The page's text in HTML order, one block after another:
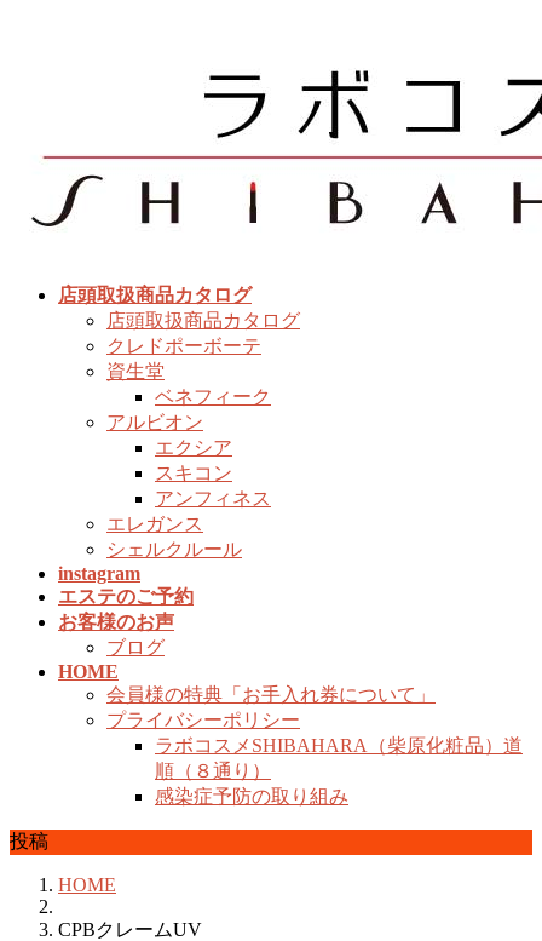
店頭取扱商品カタログ
店頭取扱商品カタログ
クレドポーボーテ
資生堂
ベネフィーク
アルビオン
エクシア
スキコン
アンフィネス
エレガンス
シェルクルール
instagram
エステのご予約
お客様のお声
ブログ
HOME
会員様の特典「お手入れ券について」
プライバシーポリシー
ラボコスメSHIBAHARA（柴原化粧品）道
順（８通り）
感染症予防の取り組み
投稿
HOME
CPBクレームUV